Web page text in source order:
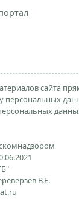
сайта
персональных
В.Е.